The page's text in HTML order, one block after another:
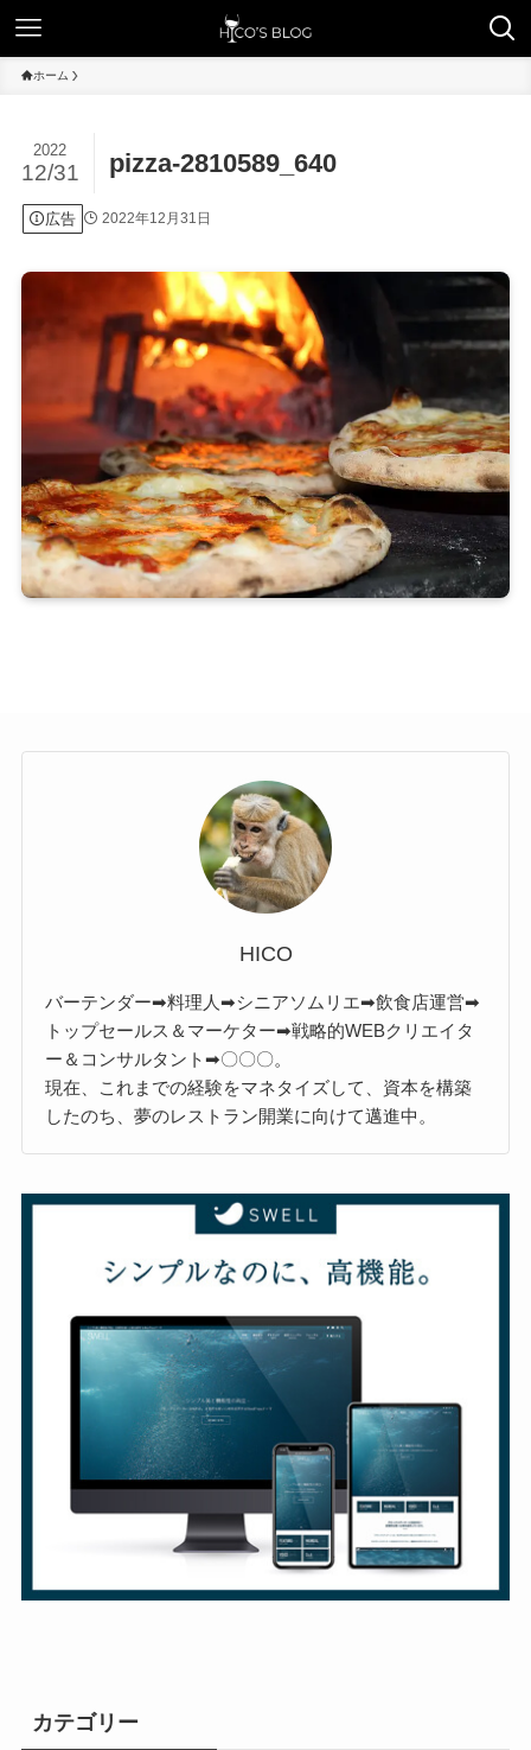
ホーム
pizza-2810589_640
2022
12/31
広告 2022年12月31日
HICO
バーテンダー➡料理人➡シニアソムリエ➡飲食店運営➡
トップセールス＆マーケター➡戦略的WEBクリエイタ
ー＆コンサルタント➡〇〇〇。
現在、これまでの経験をマネタイズして、資本を構築
したのち、夢のレストラン開業に向けて邁進中。
カテゴリー